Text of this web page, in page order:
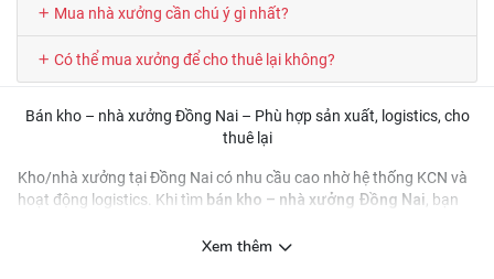
Mua nhà xưởng cần chú ý gì nhất?
Có thể mua xưởng để cho thuê lại không?
Bán kho – nhà xưởng Đồng Nai – Phù hợp sản xuất, logistics, cho
thuê lại
Kho/nhà xưởng tại Đồng Nai có nhu cầu cao nhờ hệ thống KCN và
hoạt động logistics. Khi tìm bán kho – nhà xưởng Đồng Nai , bạn
cao xưởng, đường container, PCCCvà tình trạng pháp lý/đất sử
Xem thêm